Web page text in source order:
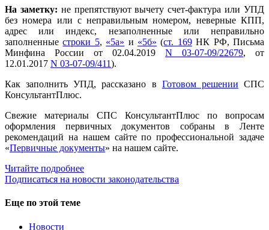
На заметку: не препятствуют вычету счет-фактура или УПД
без номера или с неправильным номером, неверные КПП,
адрес или индекс, незаполненные или неправильно
заполненныестроки 5, «5а» и «5б» (ст. 169НК РФ, Письма
Минфина России от 02.04.2019 N 03-07-09/22679, от
12.01.2017 N 03-07-09/411).
Как заполнить УПД, рассказано в Готовом решении СПС
КонсультантПлюс.
Свежие материалы СПС КонсультантПлюс по вопросам
оформления первичных документов собраны в Ленте
рекомендаций на нашем сайте по профессиональной задаче
«Первичные документы» на нашем сайте.
Читайте подробнее
Подписаться на новости законодательства
Еще по этой теме
Новости